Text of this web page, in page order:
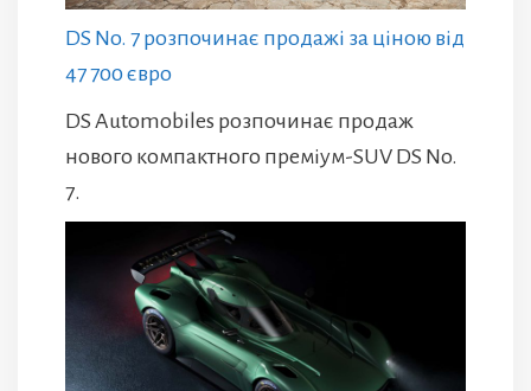
DS No. 7 розпочинає продажі за ціною від
47 700 євро
DS Automobiles розпочинає продаж
нового компактного преміум-SUV DS No.
7.